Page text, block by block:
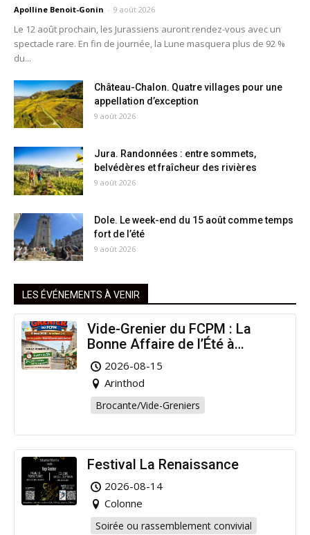
Apolline Benoit-Gonin - 9 août 2026
Le 12 août prochain, les Jurassiens auront rendez-vous avec un
spectacle rare. En fin de journée, la Lune masquera plus de 92 %
du...
Château-Chalon. Quatre villages pour une
appellation d’exception
9 août 2026
Jura. Randonnées : entre sommets,
belvédères et fraîcheur des rivières
9 août 2026
Dole. Le week-end du 15 août comme temps
fort de l’été
9 août 2026
LES ÉVÉNEMENTS À VENIR
Vide-Grenier du FCPM : La
Bonne Affaire de l’Été à
Arinthod !
2026-08-15
Arinthod
Brocante/Vide-Greniers
Festival La Renaissance
2026-08-14
Colonne
Soirée ou rassemblement convivial